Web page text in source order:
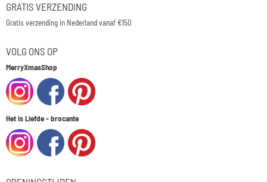
GRATIS VERZENDING
Gratis verzending in Nederland vanaf €150
VOLG ONS OP
MerryXmasShop
Het is Liefde - brocante